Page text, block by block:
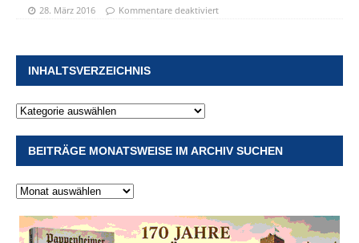
28. März 2016 Kommentare deaktiviert
INHALTSVERZEICHNIS
BEITRÄGE MONATSWEISE IM ARCHIV SUCHEN